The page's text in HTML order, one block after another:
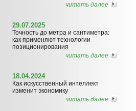
читать далее
29.07.2025
Точность до метра и сантиметра:
как применяют технологии
позиционирования
читать далее
18.04.2024
Как искусственный интеллект
изменит экономику
читать далее